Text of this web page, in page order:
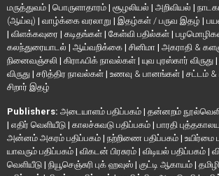
மருத்துவம் | பொருளாதாரம் | சூழலியல் | அறிவியல் |
(ஆய்வு) | வாழ்க்கை வரலாறு | இதழ்கள் / பருவ இதழ் |
| விளக்கவுரை | கடிதங்கள் | கேள்வி பதில்கள் |
கலந்துரையாடல் | ஆய்வறிக்கை | சினிமா | அகராதி &
நினைவஞ்சலி | கிராஃபிக் நாவல்கள் | யுவ புரஸ்கார் விருது |
விருது | சரித்திர நாவல்கள் | உணவு & பானங்கள் | சட்டம் &
சிறார் இதழ்
Publishers: அடையாளம் பதிப்பகம் | தன்னறம்
| எதிர் வெளியீடு | காலச்சுவடு பதிப்பகம் | பாரதி
அன்னம் அகரம் பதிப்பகம் | நற்றிணை பதிப்பகம் | உயிர்மை
யாவரும் பதிப்பகம் | விகடன் பிரசுரம் | விடியல் பதிப்பகம் |
வெளியீடு | நியூசெஞ்சுரி புக் ஹவுஸ் | குட்டி ஆகாயம் |